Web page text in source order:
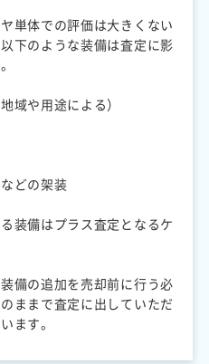
単体での評価は大きくない
下のような装備は査定に影
域や用途による）
どの架装
装備はプラス査定となるケ
備の追加を売却前に行う必
ままで査定に出していただ
ます。